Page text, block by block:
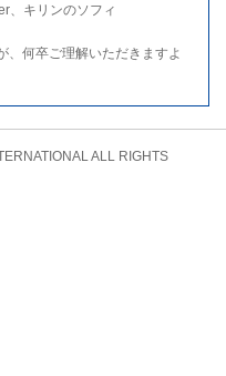
、キリンのソフィ
、何卒ご理解いただきますよ